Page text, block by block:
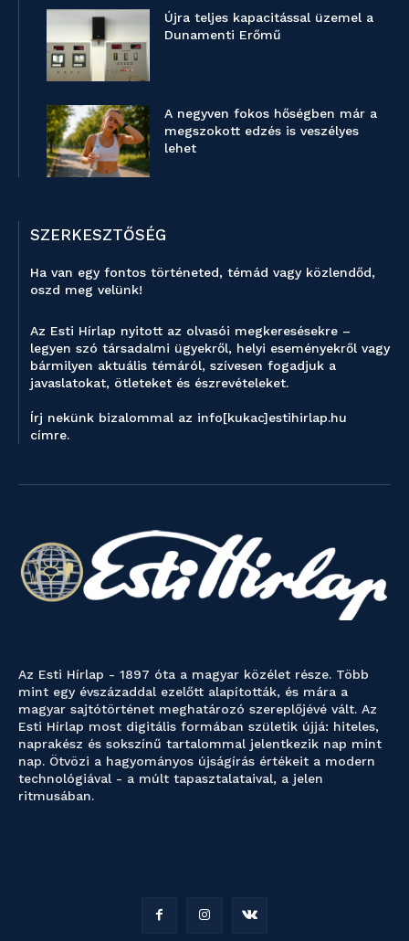
Újra teljes kapacitással üzemel a
Dunamenti Erőmű
A negyven fokos hőségben már a
megszokott edzés is veszélyes
lehet
SZERKESZTŐSÉG
Ha van egy fontos történeted, témád vagy közlendőd,
oszd meg velünk!
Az Esti Hírlap nyitott az olvasói megkeresésekre –
legyen szó társadalmi ügyekről, helyi eseményekről vagy
bármilyen aktuális témáról, szívesen fogadjuk a
javaslatokat, ötleteket és észrevételeket.
Írj nekünk bizalommal az info[kukac]estihirlap.hu
címre.
Az Esti Hírlap - 1897 óta a magyar közélet része. Több
mint egy évszázaddal ezelőtt alapították, és mára a
magyar sajtótörténet meghatározó szereplőjévé vált. Az
Esti Hírlap most digitális formában születik újjá: hiteles,
naprakész és sokszínű tartalommal jelentkezik nap mint
nap. Ötvözi a hagyományos újságírás értékeit a modern
technológiával - a múlt tapasztalataival, a jelen
ritmusában.